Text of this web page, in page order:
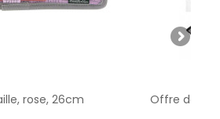
rose, 26cm Offre